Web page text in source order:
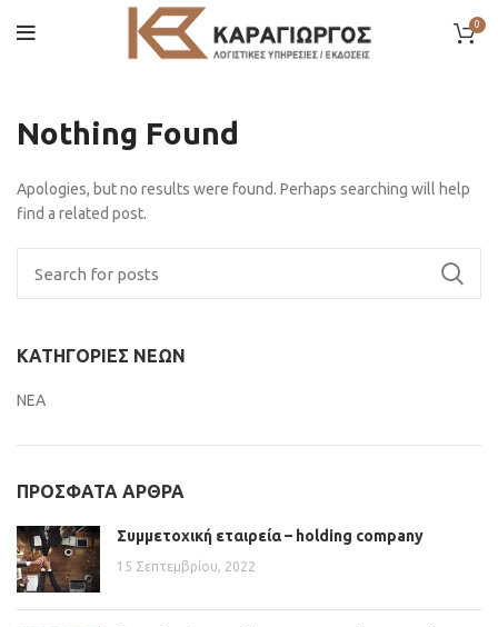
0
Nothing Found
Apologies, but no results were found. Perhaps searching will help
find a related post.
ΚΑΤΗΓΟΡΊΕΣ ΝΈΩΝ
ΝΕΑ
ΠΡΌΣΦΑΤΑ ΆΡΘΡΑ
Συμμετοχική εταιρεία – holding company
15 Σεπτεμβρίου, 2022